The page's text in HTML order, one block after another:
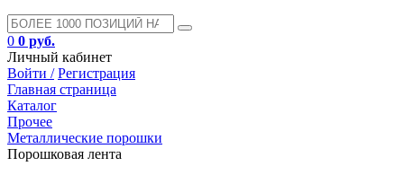
0 0 руб.
Личный кабинет
Войти / Регистрация
Главная страница
Каталог
Прочее
Металлические порошки
Порошковая лента